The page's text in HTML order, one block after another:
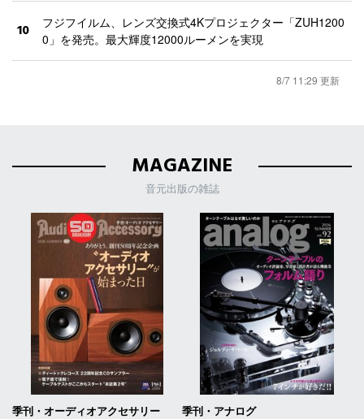
10
フジフイルム、レンズ交換式4Kプロジェクター「ZUH1200
0」を発売。最大輝度12000ルーメンを実現
8/7 11:29 更新
MAGAZINE
音元出版の雑誌
季刊・オーディオアクセサリー 季刊・アナログ